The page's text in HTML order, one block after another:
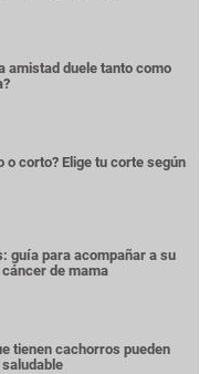
amistad duele tanto como
o corto? Elige tu corte según
guía para acompañar a su
de mama
tienen cachorros pueden